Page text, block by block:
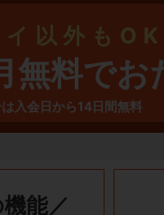
以外もOK
無料でお
入会日から14日間無料
能／